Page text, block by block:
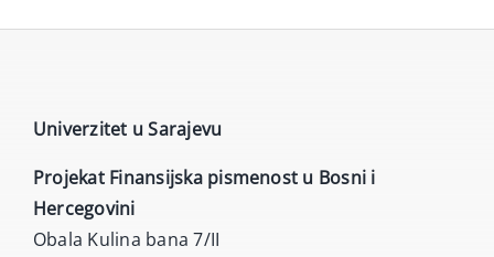
Univerzitet u Sarajevu
Projekat Finansijska pismenost u Bosni i
Hercegovini
Obala Kulina bana 7/II